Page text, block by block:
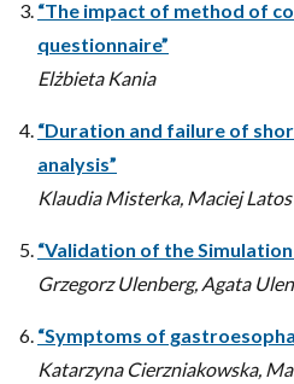
“The impact of method of
questionnaire”
Elżbieta Kania
“Duration and failure of
analysis”
Klaudia Misterka, Maciej Latos
“Validation of the
Grzegorz Ulenberg, Agata
“Symptoms of
Katarzyna Cierzniakowska,